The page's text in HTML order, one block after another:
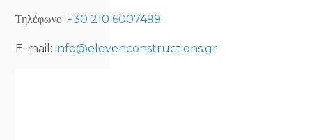
Τηλέφωνο: +30 210 6007499
E-mail: info@elevenconstructions.gr